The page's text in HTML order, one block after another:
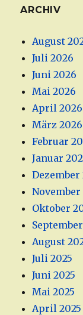
ARCHIV
August
Juli 2026
Juni 2026
Mai 2026
April 2026
März 2026
Februar
Januar
Dezember
November
Oktober
August
Juli 2025
Juni 2025
Mai 2025
April 2025